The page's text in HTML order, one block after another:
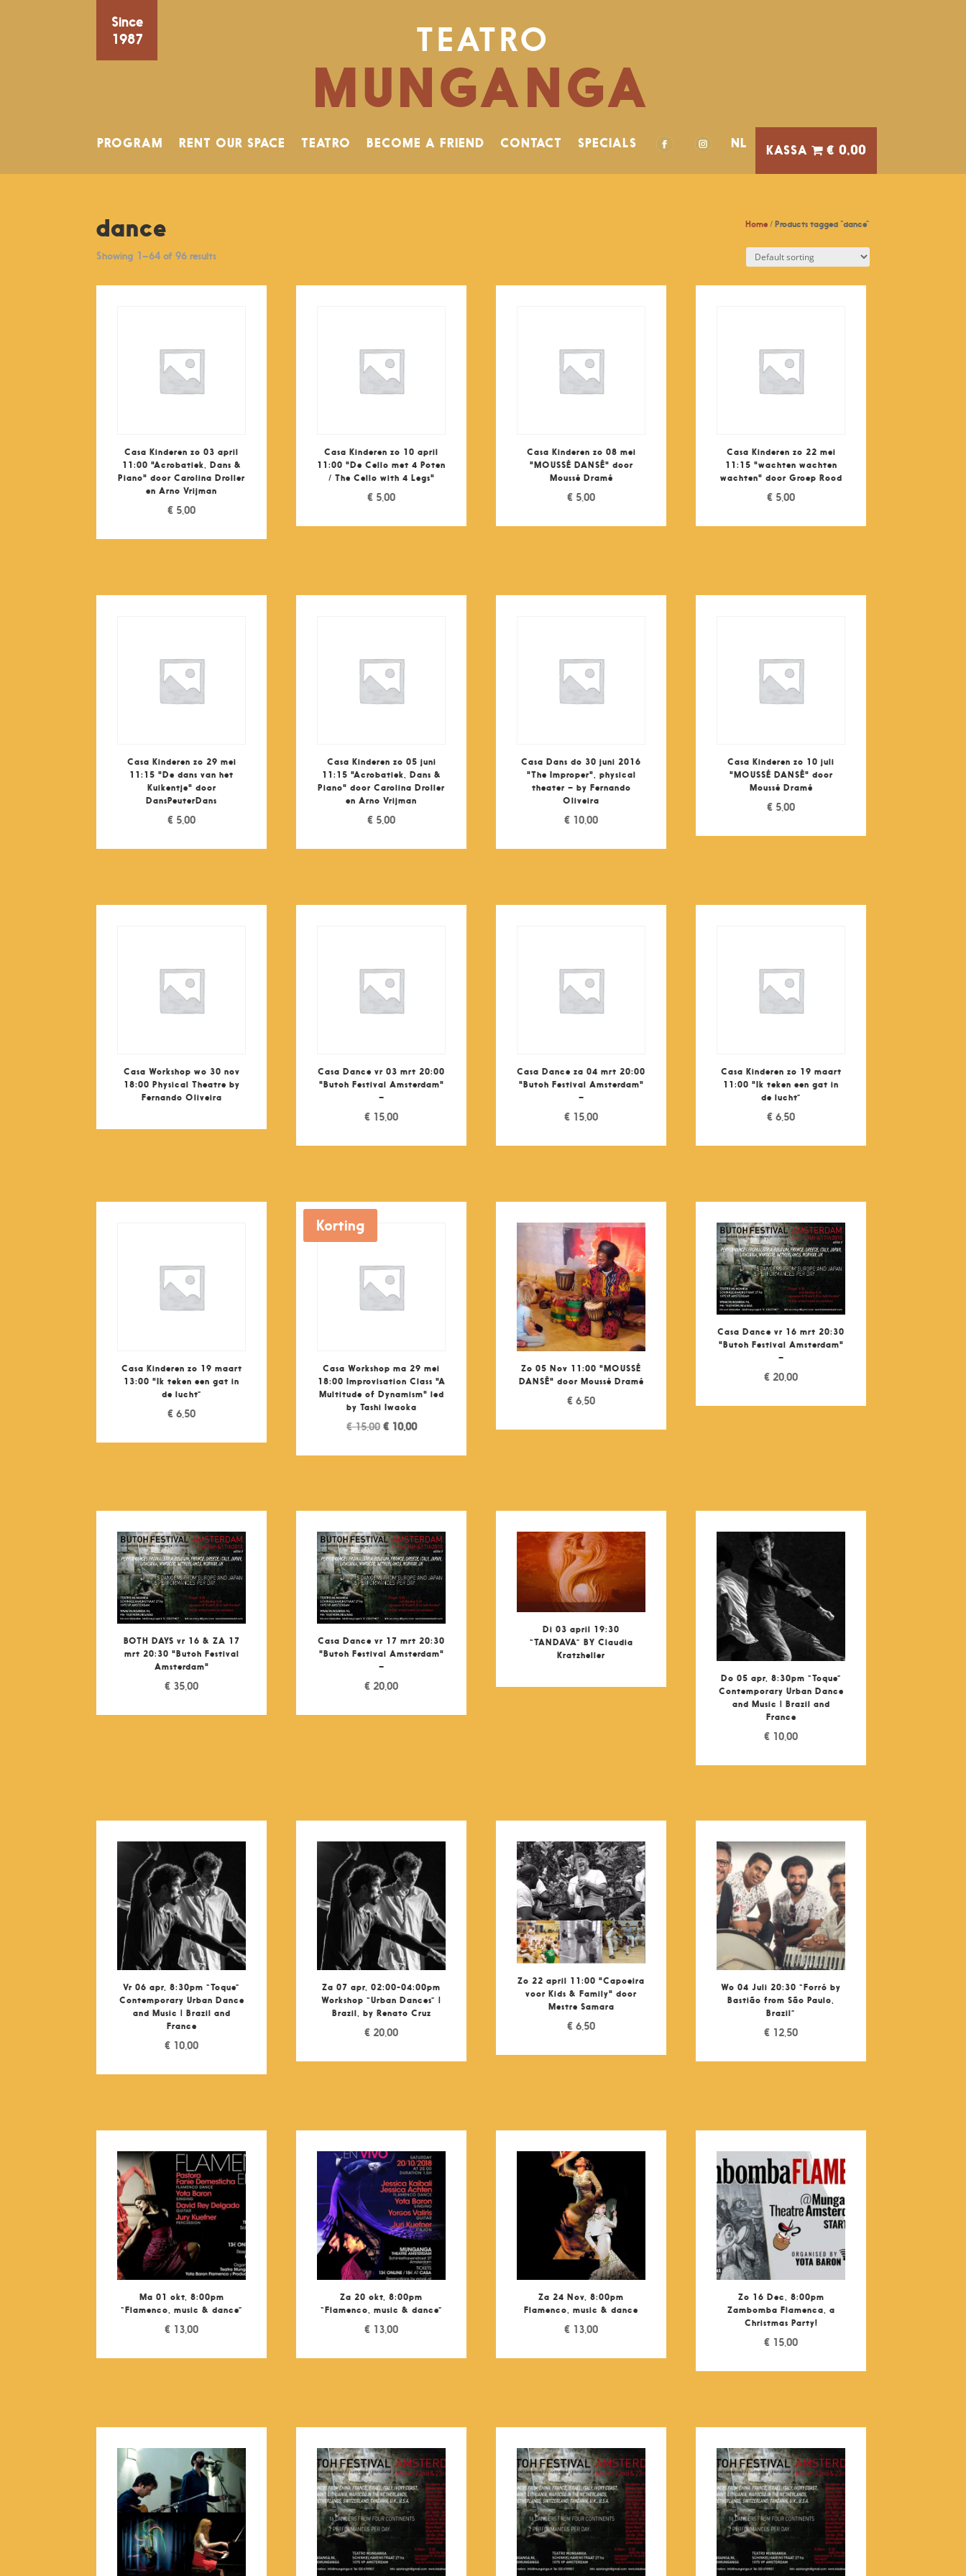
Since
1987
TEATRO
MUNGANGA
PROGRAM RENT OUR SPACE TEATRO BECOME A FRIEND CONTACT SPECIALS NL € 0,00
Home/ Products tagged “dance”
dance
Showing 1–64 of 96 results
Casa Kinderen zo 03 april
11:00 "Acrobatiek, Dans &
Piano" door Carolina Droller
en Arno Vrijman
€ 5,00
Casa Kinderen zo 10 april
11:00 "De Cello met 4 Poten
/ The Cello with 4 Legs"
€ 5,00
Casa Kinderen zo 08 mei
"MOUSSÉ DANSÊ" door
Moussé Dramé
€ 5,00
Casa Kinderen zo 22 mei
11:15 "wachten wachten
wachten" door Groep Rood
€ 5,00
Casa Kinderen zo 29 mei
11:15 "De dans van het
Kuikentje" door
DansPeuterDans
€ 5,00
Casa Kinderen zo 05 juni
11:15 "Acrobatiek, Dans &
Piano" door Carolina Droller
en Arno Vrijman
€ 5,00
Casa Dans do 30 juni 2016
"The Improper", physical
theater – by Fernando
Oliveira
€ 10,00
Casa Kinderen zo 10 juli
"MOUSSÉ DANSÊ" door
Moussé Dramé
€ 5,00
Casa Workshop wo 30 nov
18:00 Physical Theatre by
Fernando Oliveira
Casa Dance vr 03 mrt 20:00
"Butoh Festival Amsterdam"
–
€ 15,00
Casa Dance za 04 mrt 20:00
"Butoh Festival Amsterdam"
–
€ 15,00
Casa Kinderen zo 19 maart
11:00 "Ik teken een gat in
de lucht”
€ 6,50
Casa Kinderen zo 19 maart
13:00 "Ik teken een gat in
de lucht”
€ 6,50
Korting
Casa Workshop ma 29 mei
18:00 Improvisation Class "A
Multitude of Dynamism" led
by Tashi Iwaoka
€15,00 Original
was:
€10,00Current
is:
Zo 05 Nov 11:00 "MOUSSÉ
DANSÊ" door Moussé Dramé
€ 6,50
Casa Dance vr 16 mrt 20:30
"Butoh Festival Amsterdam"
–
€ 20,00
BOTH DAYS vr 16 & ZA 17
mrt 20:30 "Butoh Festival
Amsterdam"
€ 35,00
Casa Dance vr 17 mrt 20:30
"Butoh Festival Amsterdam"
–
€ 20,00
Di 03 april 19:30
“TANDAVA” BY Claudia
Kratzheller
Do 05 apr, 8:30pm “Toque”
Contemporary Urban Dance
and Music | Brazil and
France
€ 10,00
Vr 06 apr, 8:30pm “Toque”
Contemporary Urban Dance
and Music | Brazil and
France
€ 10,00
Za 07 apr, 02:00-04:00pm
Workshop “Urban Dances” |
Brazil, by Renato Cruz
€ 20,00
Zo 22 april 11:00 "Capoeira
voor Kids & Family" door
Mestre Samara
€ 6,50
Wo 04 Juli 20:30 “Forró by
Bastião from São Paulo,
Brazil”
€ 12,50
Ma 01 okt, 8:00pm
“Flamenco, music & dance”
€ 13,00
Za 20 okt, 8:00pm
“Flamenco, music & dance”
€ 13,00
Za 24 Nov, 8:00pm
Flamenco, music & dance
€ 13,00
Zo 16 Dec, 8:00pm
Zambomba Flamenca, a
Christmas Party!
€ 15,00